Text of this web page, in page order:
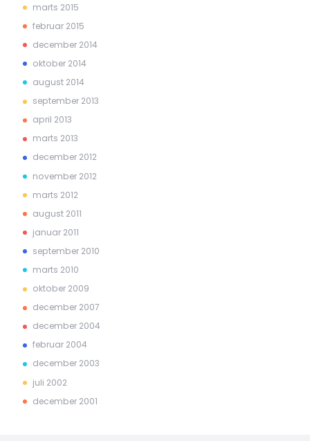
marts 2015
februar 2015
december 2014
oktober 2014
august 2014
september 2013
april 2013
marts 2013
december 2012
november 2012
marts 2012
august 2011
januar 2011
september 2010
marts 2010
oktober 2009
december 2007
december 2004
februar 2004
december 2003
juli 2002
december 2001